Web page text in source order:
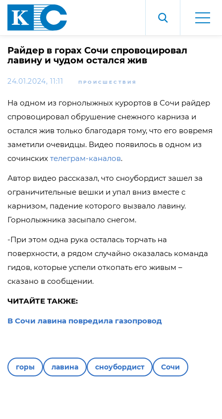
Райдер в горах Сочи спровоцировал
лавину и чудом остался жив
24.01.2024, 11:11 ПРОИСШЕСТВИЯ
На одном из горнолыжных курортов в Сочи райдер
спровоцировал обрушение снежного карниза и
остался жив только благодаря тому, что его вовремя
заметили очевидцы. Видео появилось в одном из
сочинских телеграм-каналов.
Автор видео рассказал, что сноубордист зашел за
ограничительные вешки и упал вниз вместе с
карнизом, падение которого вызвало лавину.
Горнолыжника засыпало снегом.
-При этом одна рука осталась торчать на
поверхности, а рядом случайно оказалась команда
гидов, которые успели откопать его живым –
сказано в сообщении.
ЧИТАЙТЕ ТАКЖЕ:
В Сочи лавина повредила газопровод
горы лавина сноубордист Сочи